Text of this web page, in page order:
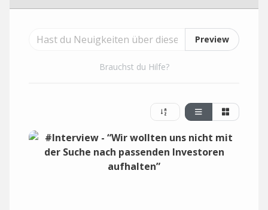
Preview
Brauchst du Hilfe?